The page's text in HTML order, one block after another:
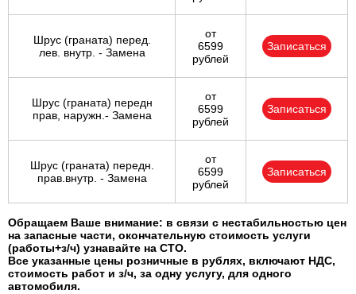
Шрус (граната) перед.
лев. внутр. - Замена
от
6599
рублей
Записаться
Шрус (граната) передн
прав, наружн.- Замена
от
6599
рублей
Записаться
Шрус (граната) передн.
прав.внутр. - Замена
от
6599
рублей
Записаться
Обращаем Ваше внимание: в связи с нестабильностью цен
на запасные части, окончательную стоимость услуги
(работы+з/ч) узнавайте на СТО.
Все указанные цены розничные в рублях, включают НДС,
стоимость работ и з/ч, за одну услугу, для одного
автомобиля.